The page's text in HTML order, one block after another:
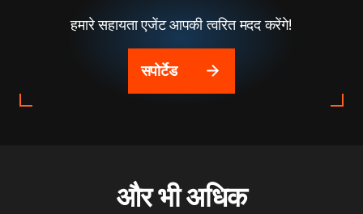
हमारे सहायता एजेंट आपकी त्वरित मदद करेंगे!
सपोर्टेड
और भी अधिक